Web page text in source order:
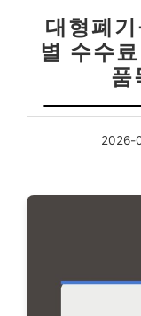
대형폐
별 수수
품
2026-